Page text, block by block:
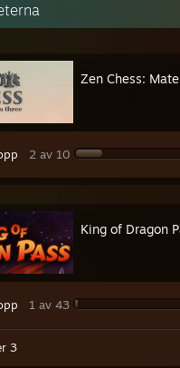
Zen Chess:
2 av 10
King of Dragon
1 av 43
3